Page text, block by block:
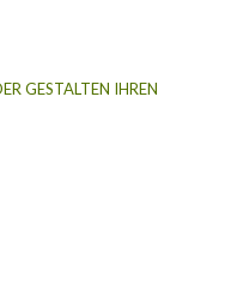
GESTALTEN IHREN